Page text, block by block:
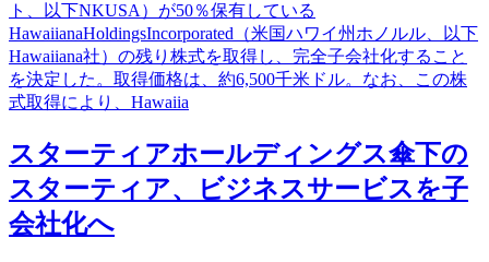
ト、以下NKUSA）が50％保有している
HawaiianaHoldingsIncorporated（米国ハワイ州ホノルル、以下
Hawaiiana社）の残り株式を取得し、完全子会社化すること
を決定した。取得価格は、約6,500千米ドル。なお、この株
式取得により、Hawaiia
スターティアホールディングス傘下の
スターティア、ビジネスサービスを子
会社化へ